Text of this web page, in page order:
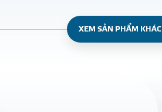
XEM SẢN PHẨM KHÁC